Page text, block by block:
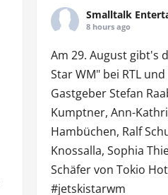
Smalltalk
8 hours ago
Am 29. August gibt's
Star WM" bei RTLund
Gastgeber Stefan
Kumptner, Ann-
Hambüchen, Ralf
Knossalla, Sophia
Schäfer von Tokio
#jetskistarwm